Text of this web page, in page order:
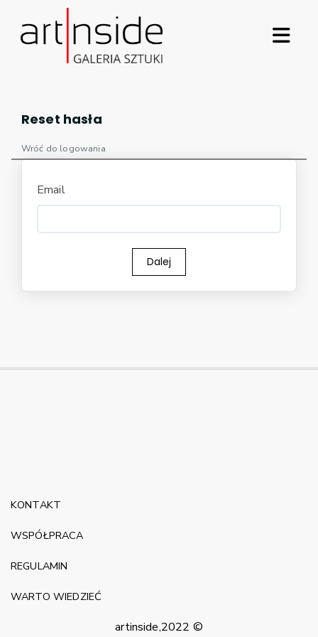
Reset hasła
Wróć do logowania
Email
Dalej
artinside,2022 ©
KONTAKT
WSPÓŁPRACA
REGULAMIN
WARTO WIEDZIEĆ